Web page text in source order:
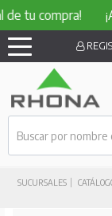
SUCURSALES